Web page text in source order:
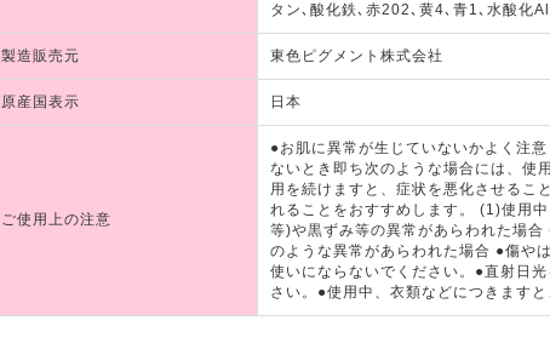
タン､酸化鉄､赤202､黄4､青1､水酸化
製造販売元 東色ピグメント株式会社
原産国表示 日本
ご使用上の注意
●お肌に異常が生じていないかよく注
ないとき即ち次のような場合には、使
用を続けますと、症状を悪化させるこ
れることをおすすめします。 (1)使用
等)や黒ずみ等の異常があらわれた場
のような異常があらわれた場合 ●傷や
使いにならないでください。●直射日
さい。●使用中、衣類などにつきます